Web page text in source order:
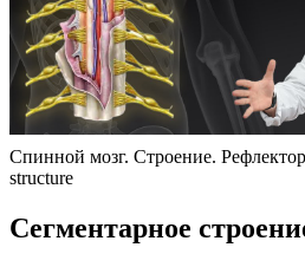
Спинной мозг. Строение.
structure
Сегментарное